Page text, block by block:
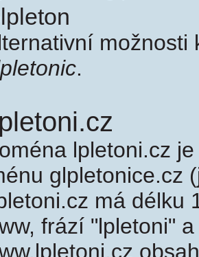
.
lpletoni.cz
glpletonice.cz
má délku
frází "lpletoni"